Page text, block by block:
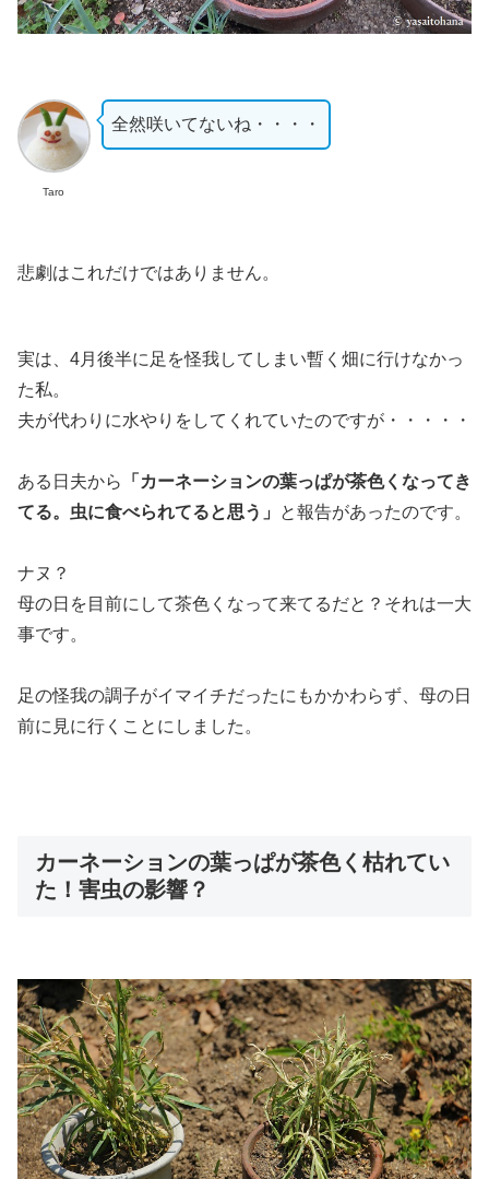
Taro
全然咲いてないね・・・・
悲劇はこれだけではありません。
実は、4月後半に足を怪我してしまい暫く畑に行けなかっ
た私。
夫が代わりに水やりをしてくれていたのですが・・・・・
ある日夫から
「カーネーションの葉っぱが茶色くなってき
てる。虫に食べられてると思う」
と報告があったのです。
ナヌ？
母の日を目前にして茶色くなって来てるだと？それは一大
事です。
足の怪我の調子がイマイチだったにもかかわらず、母の日
前に見に行くことにしました。
カーネーションの葉っぱが茶色く枯れてい
た！害虫の影響？